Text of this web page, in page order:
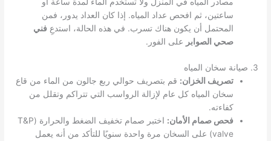
ساعتين، ثم افحص عداد المياه. إذا كان العداد يدور، فمن
المحتمل أن يكون هناك تسرب. في هذه الحالة، استدعِفني
صحي الصوابر على الفور.
3. صيانة سخان المياه
تصريف الخزان: قم بتصريف حوالي ربع جالون من الماء من قاع
سخان المياه كل عام لإزالة الرواسب التي تتراكم وتقلل من
كفاءته.
فحص صمام الأمان:
اختبر صمام تخفيف الضغط والحرارة (T&P
valve) على السخان مرة واحدة سنويًا للتأكد من أنه يعمل